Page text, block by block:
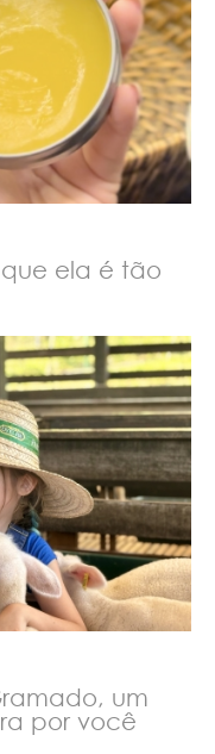
ela é tão
um
por você